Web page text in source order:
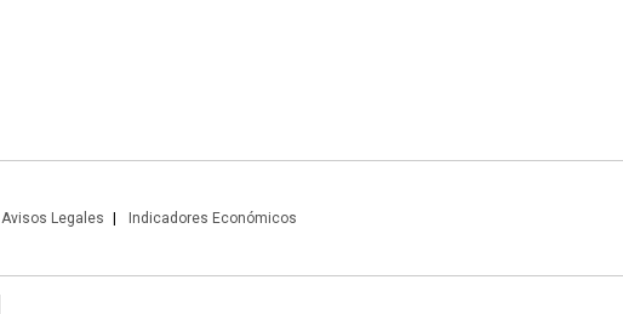
Avisos Legales Indicadores Económicos